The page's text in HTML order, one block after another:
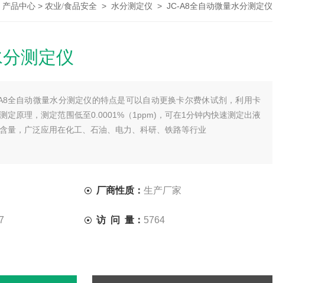
产品中心 > 农业/食品安全 > 水分测定仪 > JC-A8全自动微量水分测定仪
测定仪
全自动微量水分测定仪的特点是可以自动更换卡尔费休试剂，利用卡
定原理，测定范围低至0.0001%（1ppm)，可在1分钟内快速测定出液
量，广泛应用在化工、石油、电力、科研、铁路等行业
厂商性质： 生产厂家
访 问 量： 5764